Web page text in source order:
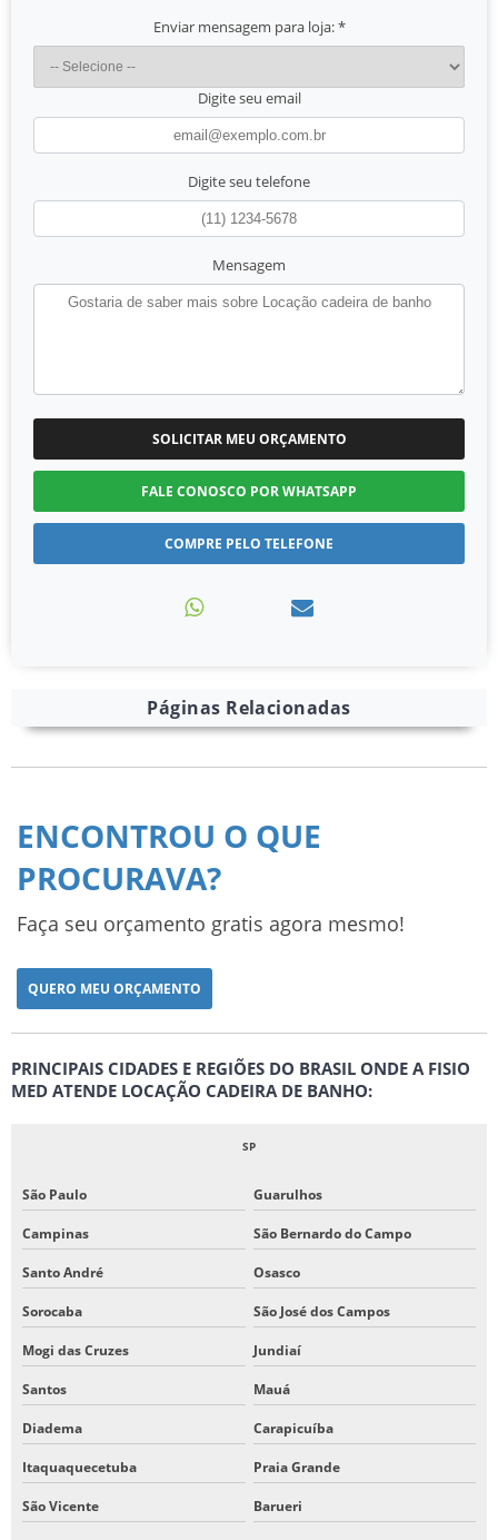
Enviar mensagem para loja:*
Digite seu email
Digite seu telefone
Mensagem
SOLICITAR MEU ORÇAMENTO
FALE CONOSCO POR WHATSAPP
COMPRE PELO TELEFONE
Páginas Relacionadas
ENCONTROU O QUE
PROCURAVA?
Faça seu orçamento gratis agora mesmo!
QUERO MEU ORÇAMENTO
PRINCIPAIS CIDADES E REGIÕES DO BRASIL ONDE A FISIO
MED ATENDE LOCAÇÃO CADEIRA DE BANHO:
SP
São Paulo Guarulhos
Campinas São Bernardo do Campo
Santo André Osasco
Sorocaba São José dos Campos
Mogi das Cruzes Jundiaí
Santos Mauá
Diadema Carapicuíba
Itaquaquecetuba Praia Grande
São Vicente Barueri